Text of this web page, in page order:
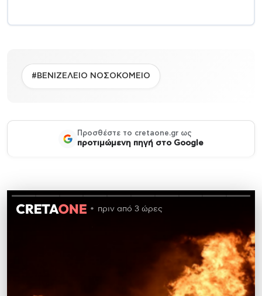
#ΒΕΝΙΖΕΛΕΙΟ ΝΟΣΟΚΟΜΕΙΟ
Προσθέστε το cretaone.gr ως
προτιμώμενη πηγή στο Google
πριν από 3 ώρες